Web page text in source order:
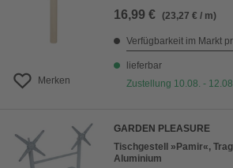
Merken
16,99 € (23,27 € / m)
Verfügbarkeit im Markt
lieferbar
Zustellung 10.08. -
GARDEN PLEASURE
Tischgestell »Pamir«,
Aluminium